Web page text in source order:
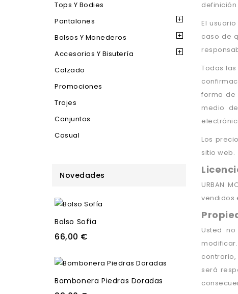
Tops Y Bodies
Pantalones
Bolsos Y Monederos
Accesorios Y Bisutería
Calzado
Promociones
Trajes
Conjuntos
Casual
Novedades
Bolso Sofía
66,00 €
Bombonera Piedras Doradas
El
caso de
Todas
forma de
medio
Los
sitio web.
URBAN
vendidos
Usted
contrario,
será